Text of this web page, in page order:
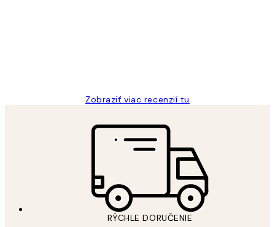
Zobraziť viac recenzií tu
RÝCHLE DORUČENIE